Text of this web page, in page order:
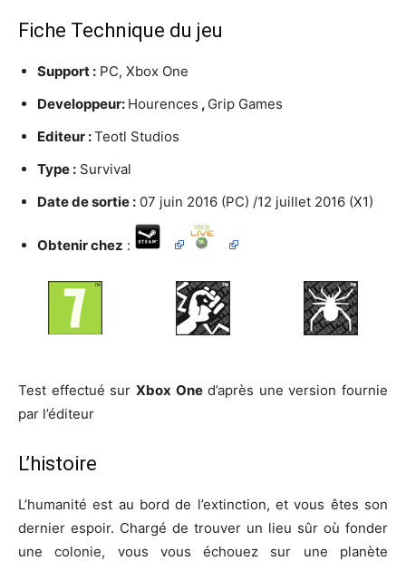
Fiche Technique du jeu
Support : PC, Xbox One
Developpeur: Hourences , Grip Games
Editeur :Teotl Studios
Type : Survival
Date de sortie : 07 juin 2016 (PC) /12 juillet 2016 (X1)
Obtenir chez :
Test effectué sur Xbox Oned’après une version fournie
par l’éditeur
L’histoire
L’humanité est au bord de l’extinction, et vous êtes son
dernier espoir. Chargé de trouver un lieu sûr où fonder
une colonie, vous vous échouez sur une planète